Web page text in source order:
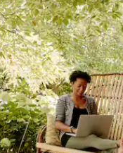
et vers le bas pour les